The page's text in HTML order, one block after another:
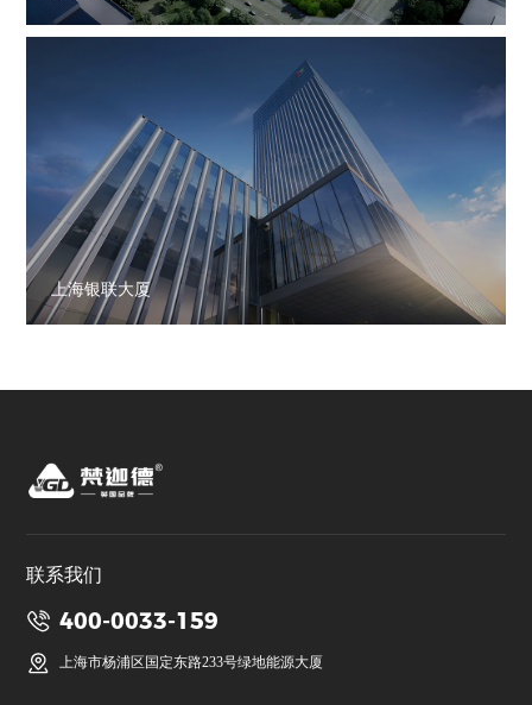
上海银联大厦
联系我们
400-0033-159
上海市杨浦区国定东路233号绿地能源大厦